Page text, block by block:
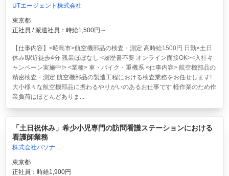
UTエージェント株式会社
東京都
正社員 / 派遣社員：時給1,500円～
【仕事内容】<昭島市>航空機部品の検査・測定 高時給1500円 日勤×土日
休み!駅近徒歩4分 残業ほぼなし <履歴書不要 オンライン面接OK><入社キ
ャンペーン実施中!> <業種> 車・バイク・重機系 <仕事内容> 航空機部品の
精密検査・測定 航空機部品の製造工程における検査業務をお任せします!
大小様々な航空機部品に携わるやりがいのあるお仕事です 軽作業のため作
業負荷はほとんどありま...
「土日祝休み」希少小児専門の訪問看護ステーションにおける
看護師業務
株式会社パソナ
東京都
正社員：時給1,900円